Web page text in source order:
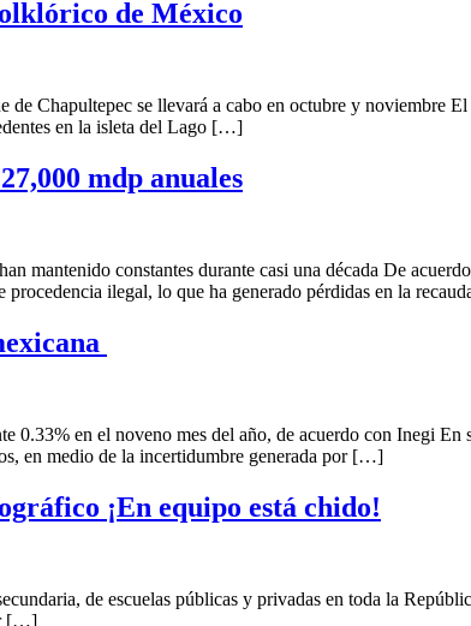
de México
Chapultepec se llevará a cabo en octubre y noviembre
en la isleta del Lago […]
mdp anuales
mantenido constantes durante casi una década De
ilegal, lo que ha generado pérdidas en la
en el noveno mes del año, de acuerdo con Inegi
en medio de la incertidumbre generada por […]
¡En equipo está chido!
de escuelas públicas y privadas en toda la
[…]